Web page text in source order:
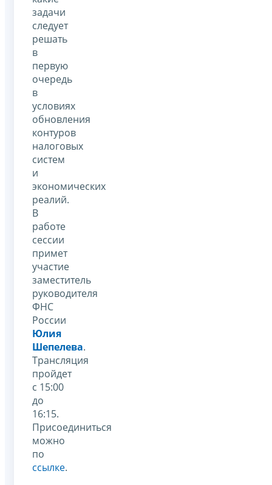
задачи
следует
решать
в
первую
очередь
в
условиях
обновления
контуров
налоговых
систем
и
экономических
реалий.
В
работе
сессии
примет
участие
заместитель
руководителя
ФНС
России
Юлия
Шепелева.
Трансляция
пройдет
с 15:00
до
16:15.
Присоединиться
можно
по
ссылке.